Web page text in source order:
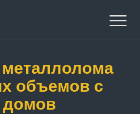
объемов с